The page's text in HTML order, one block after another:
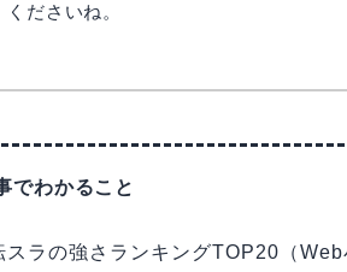
くださいね。
でわかること
スラの強さランキングTOP20（Web